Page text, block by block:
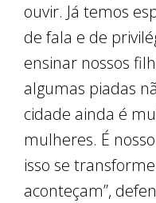
ouvir. Já temos
de fala e de
ensinar nossos
algumas piadas
cidade ainda é
mulheres. É
isso se
aconteçam”,